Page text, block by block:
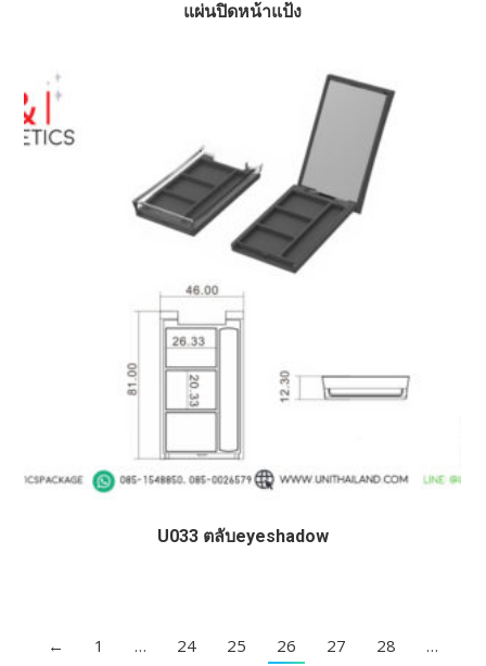
แผ่นปิดหน้าแป้ง
U033 ตลับeyeshadow
← 1 … 24 25 26 27 28
…